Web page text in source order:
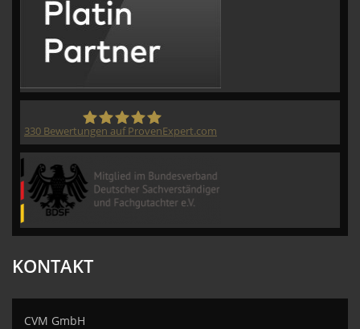
330 Bewertungen auf ProvenExpert.com
KONTAKT
CVM GmbH